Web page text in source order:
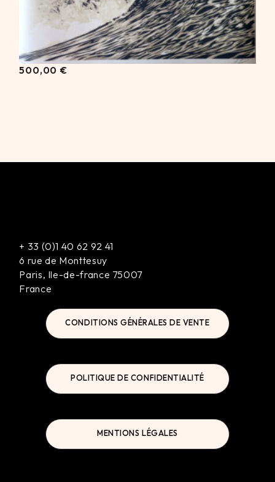
500,00 €
+ 33 (0)1 40 62 92 41
6 rue de Monttesuy
Paris, Ile-de-france 75007
France
CONDITIONS GÉNÉRALES DE VENTE
POLITIQUE DE CONFIDENTIALITÉ
MENTIONS LÉGALES